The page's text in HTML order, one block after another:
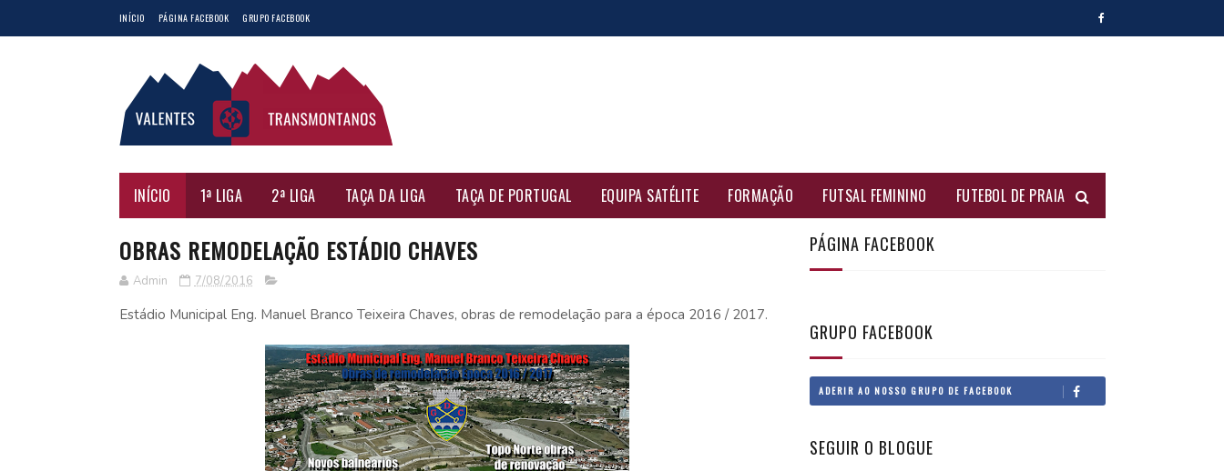
INÍCIO PÁGINA FACEBOOK GRUPO FACEBOOK
INÍCIO 1ª LIGA 2ª LIGA TAÇA DA LIGA TAÇA DE PORTUGAL EQUIPA SATÉLITE FORMAÇÃO FUTSAL FEMININO FUTEBOL DE PRAIA
OBRAS REMODELAÇÃO ESTÁDIO CHAVES
Admin 7/08/2016
Estádio Municipal Eng. Manuel Branco Teixeira Chaves, obras de remodelação para a época 2016 / 2017.
PÁGINA FACEBOOK
GRUPO FACEBOOK
ADERIR AO NOSSO GRUPO DE FACEBOOK
SEGUIR O BLOGUE